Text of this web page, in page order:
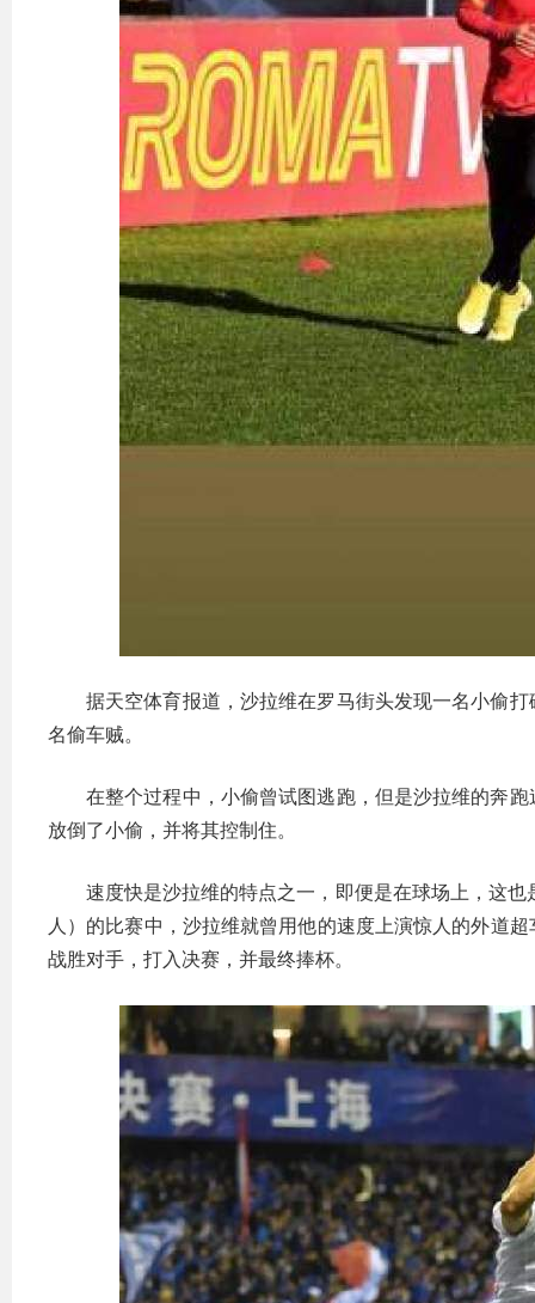
据天空体育报道，沙拉维在罗马街头发现一名小偷
名偷车贼。
在整个过程中，小偷曾试图逃跑，但是沙拉维的奔
放倒了小偷，并将其控制住。
速度快是沙拉维的特点之一，即便是在球场上，这
人）的比赛中，沙拉维就曾用他的速度上演惊人的外道
战胜对手，打入决赛，并最终捧杯。